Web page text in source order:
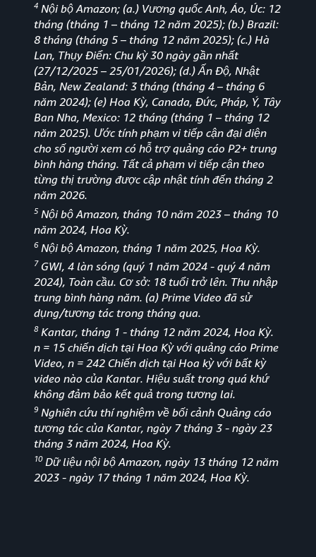
4 Nội bộ Amazon; (a.) Vương quốc Anh, Áo, Úc: 12
tháng (tháng 1 – tháng 12 năm 2025); (b.) Brazil:
8 tháng (tháng 5 – tháng 12 năm 2025); (c.) Hà
Lan, Thụy Điển: Chu kỳ 30 ngày gần nhất
(27/12/2025 – 25/01/2026); (d.) Ấn Độ, Nhật
Bản, New Zealand: 3 tháng (tháng 4 – tháng 6
năm 2024); (e) Hoa Kỳ, Canada, Đức, Pháp, Ý, Tây
Ban Nha, Mexico: 12 tháng (tháng 1 – tháng 12
năm 2025). Ước tính phạm vi tiếp cận đại diện
cho số người xem có hỗ trợ quảng cáo P2+ trung
bình hàng tháng. Tất cả phạm vi tiếp cận theo
từng thị trường được cập nhật tính đến tháng 2
năm 2026.
5Nội bộ Amazon, tháng 10 năm 2023 – tháng 10
năm 2024, Hoa Kỳ.
6 Nội bộ Amazon, tháng 1 năm 2025, Hoa Kỳ.
7 GWI, 4 làn sóng (quý 1 năm 2024 - quý 4 năm
2024), Toàn cầu. Cơ sở: 18 tuổi trở lên. Thu nhập
trung bình hàng năm. (a) Prime Video đã sử
dụng/tương tác trong tháng qua.
8Kantar, tháng 1 - tháng 12 năm 2024, Hoa Kỳ.
n = 15 chiến dịch tại Hoa Kỳ với quảng cáo Prime
Video, n = 242 Chiến dịch tại Hoa kỳ với bất kỳ
video nào của Kantar. Hiệu suất trong quá khứ
không đảm bảo kết quả trong tương lai.
9 Nghiên cứu thí nghiệm về bối cảnh Quảng cáo
tương tác của Kantar, ngày 7 tháng 3 - ngày 23
tháng 3 năm 2024, Hoa Kỳ.
10Dữ liệu nội bộ Amazon, ngày 13 tháng 12 năm
2023 - ngày 17 tháng 1 năm 2024, Hoa Kỳ.